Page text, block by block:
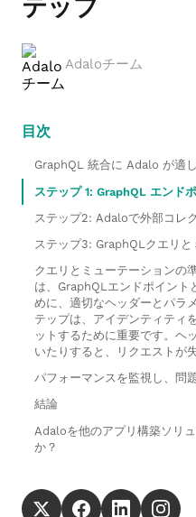
テップ
Adaloチーム
目次
GraphQL 統合に Adalo が適
ステップ 1: GraphQL エンド
ステップ2: Adaloで外部コレ
ステップ3: GraphQLクエリ
クエリとミューテーションの
は、GraphQLエンドポイント
めに、適切なヘッダーとパラ
テップは、アイデンティティ
ットするために重要です。ヘ
いたりすると、リクエストが
パフォーマンスを監視し、問
結論
Adaloを他のアプリ構築ソリ
か？